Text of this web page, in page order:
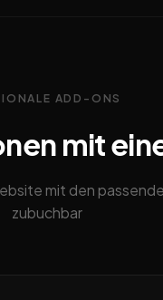
ADD-ONS
mit
mit den
zubuchbar